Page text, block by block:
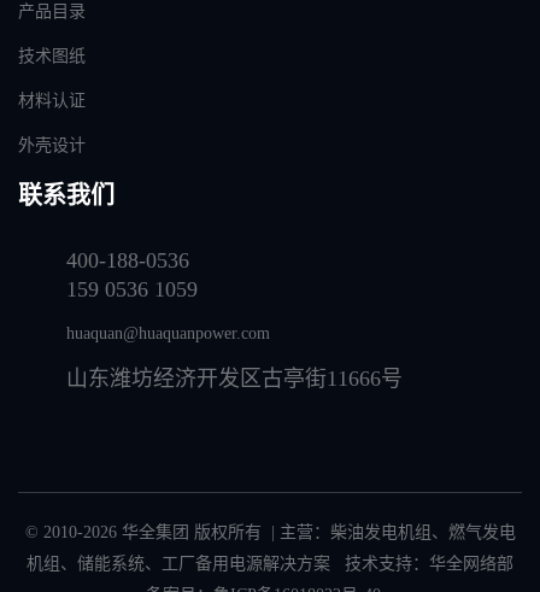
产品目录
技术图纸
材料认证
外壳设计
联系我们
400-188-0536
159 0536 1059
huaquan@huaquanpower.com
山东潍坊经济开发区古亭街11666号
© 2010-2026 华全集团 版权所有 | 主营： 柴油发电机组 、 燃气发电
机组 、 储能系统、 工厂备用电源解决方案 技术支持：华全网络部